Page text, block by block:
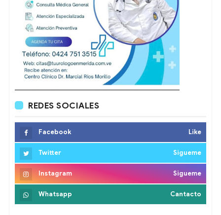
REDES SOCIALES
Facebook Like
Twitter Sigueme
Instagram Sigueme
Whatsapp Cantacto